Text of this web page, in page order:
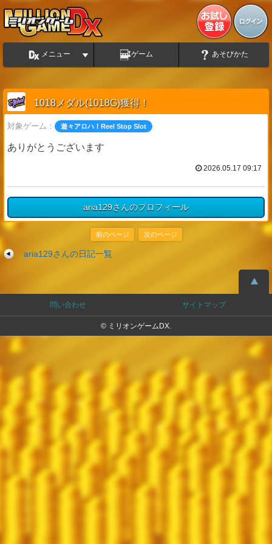
メニュー ゲーム あそびかた
1018メダル(1018G)獲得！
対象ゲーム： 遊々アロハ！Reel Stop Slot
ありがとうございます
2026.05.17 09:17
aria129さんのプロフィール
前のページ 次のページ
aria129さんの日記一覧
問い合わせ サイトマップ
© ミリオンゲームDX.